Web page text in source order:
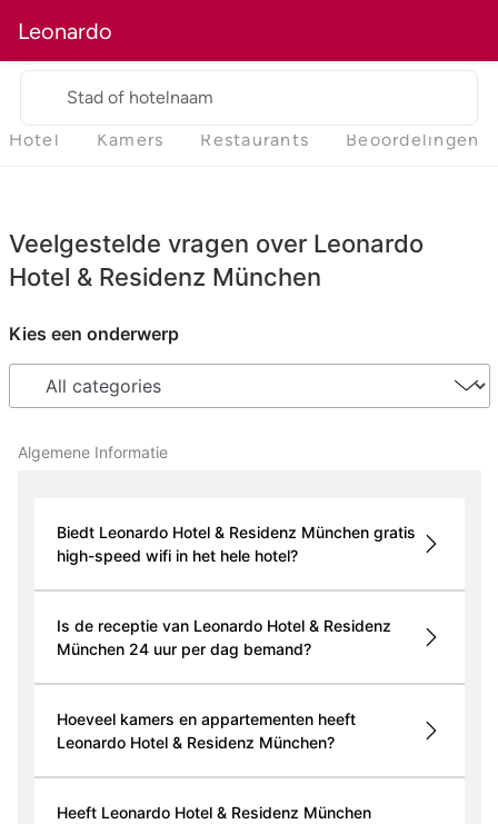
Leonardo
Stad of hotelnaam
Hotel Kamers Restaurants Beoordelingen
Veelgestelde vragen over Leonardo
Hotel & Residenz München
Kies een onderwerp
Algemene Informatie
Biedt Leonardo Hotel & Residenz München gratis
high-speed wifi in het hele hotel?
Is de receptie van Leonardo Hotel & Residenz
München 24 uur per dag bemand?
Hoeveel kamers en appartementen heeft
Leonardo Hotel & Residenz München?
Heeft Leonardo Hotel & Residenz München